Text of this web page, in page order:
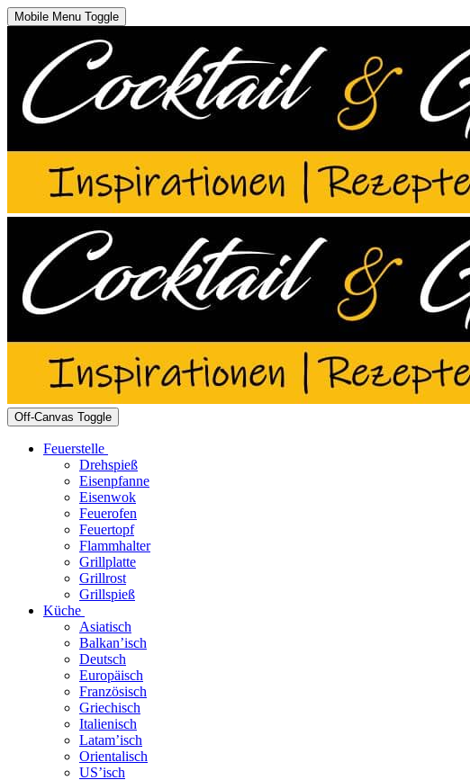
Mobile Menu Toggle
Off-Canvas Toggle
Feuerstelle
Drehspieß
Eisenpfanne
Eisenwok
Feuerofen
Feuertopf
Flammhalter
Grillplatte
Grillrost
Grillspieß
Küche
Asiatisch
Balkan’isch
Deutsch
Europäisch
Französisch
Griechisch
Italienisch
Latam’isch
Orientalisch
US’isch